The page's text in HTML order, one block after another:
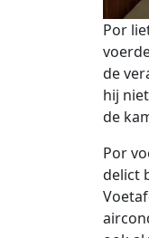
Por
de
hij
de
Por
delict